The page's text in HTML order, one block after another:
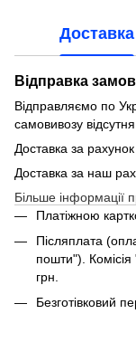
Доставка
Відправка
Відправляємо по
самовивозу відсутня.
Доставка за
Доставка за наш
Більше інформації
Платіжною
Післяплата
пошти").
грн.
Безготівковий